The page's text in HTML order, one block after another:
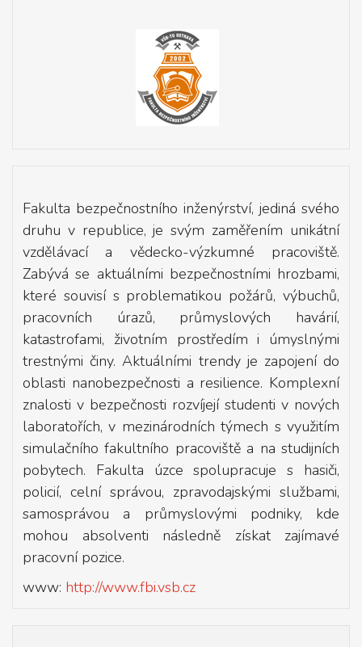
Fakulta bezpečnostního inženýrství, jediná svého
druhu v republice, je svým zaměřením unikátní
vzdělávací a vědecko-výzkumné pracoviště.
Zabývá se aktuálními bezpečnostními hrozbami,
které souvisí s problematikou požárů, výbuchů,
pracovních úrazů, průmyslových havárií,
katastrofami, životním prostředím i úmyslnými
trestnými činy. Aktuálními trendy je zapojení do
oblasti nanobezpečnosti a resilience. Komplexní
znalosti v bezpečnosti rozvíjejí studenti v nových
laboratořích, v mezinárodních týmech s využitím
simulačního fakultního pracoviště a na studijních
pobytech. Fakulta úzce spolupracuje s hasiči,
policií, celní správou, zpravodajskými službami,
samosprávou a průmyslovými podniky, kde
mohou absolventi následně získat zajímavé
pracovní pozice.
www: http://www.fbi.vsb.cz